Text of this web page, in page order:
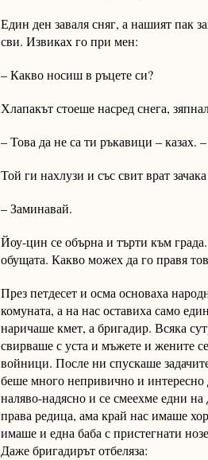
Един ден заваля сняг, а нашият пак
сви. Извиках го при мен:
– Какво носиш в ръцете си?
Хлапакът стоеше насред снега,
– Това да не са ти ръкавици – казах.
Той ги нахлузи и със свит врат
– Заминавай.
Йоу-цин се обърна и търти към
обущата. Какво можех да го правя
През петдесет и осма основаха
комуната, а на нас оставиха само
наричаше кмет, а бригадир. Всяка
свирваше с уста и мъжете и жените
войници. После ни спускаше
беше много непривично и интересно
наляво-надясно и се смеехме едни
права редица, ама край нас имаше
имаше и една баба с пристегнати
Даже бригадирът отбеляза: